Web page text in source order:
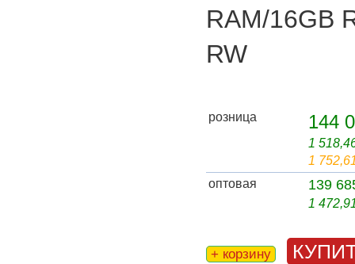
RAM/16GB
RW
розница 144
1
1
оптовая
139
1
+ корзину